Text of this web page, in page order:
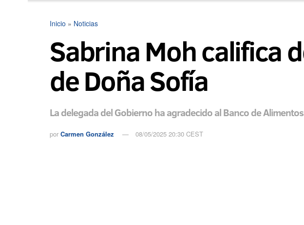
Inicio » Noticias
Sabrina Moh califica
de Doña Sofía
La delegada del Gobierno ha agradecido al Banco de
por Carmen González 08/05/2025 20:30 CEST